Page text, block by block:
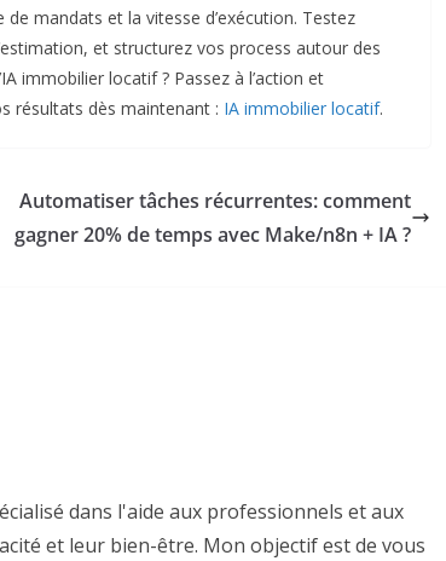
mandats et la vitesse d’exécution. Testez
et structurez vos process autour des
immobilier locatif ? Passez à l’action et
résultats dès maintenant : IA immobilier locatif.
Automatiser tâches récurrentes: comment
gagner 20% de temps avec Make/n8n + IA ?
dans l'aide aux professionnels et aux
et leur bien-être. Mon objectif est de vous